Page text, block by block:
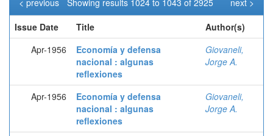
Showing results 1024 to 1043 of 2925
< previous
next >
Issue Date
Title
Author(s)
Apr-1956
Economía y defensa
nacional : algunas
reflexiones
Giovaneli,
Jorge A.
Apr-1956
Economía y defensa
nacional : algunas
reflexiones
Giovaneli,
Jorge A.